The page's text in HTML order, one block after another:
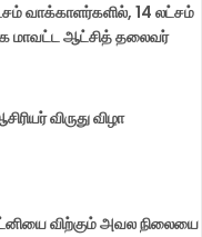
வாக்காளர்களில், 14 லட்சம்
மாவட்ட ஆட்சித் தலைவர்
விருது விழா
விற்கும் அவல நிலையை